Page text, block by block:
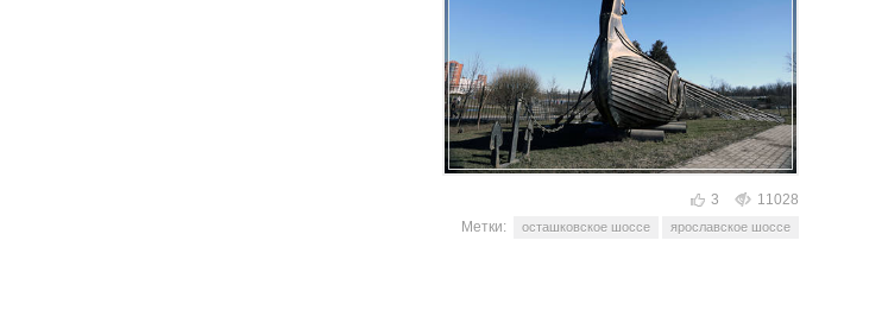
3
11028
Метки:
осташковское шоссе ярославское шоссе